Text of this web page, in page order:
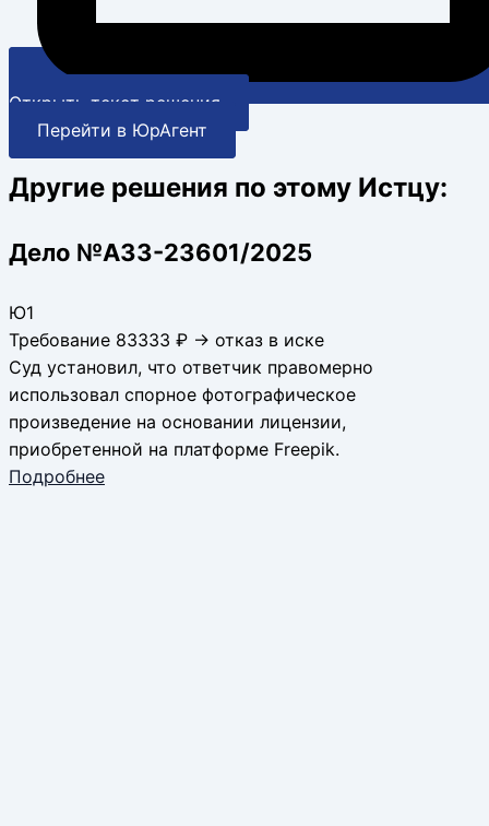
Открыть текст решения
Перейти в ЮрАгент
Другие решения по этому Истцу:
Дело №А33-23601/2025
Ю1
Требование 83333 ₽ → отказ в иске
Суд установил, что ответчик правомерно
использовал спорное фотографическое
произведение на основании лицензии,
приобретенной на платформе Freepik.
Подробнее